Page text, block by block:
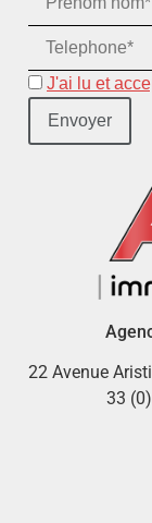
J'ai lu et
22 Avenue
33